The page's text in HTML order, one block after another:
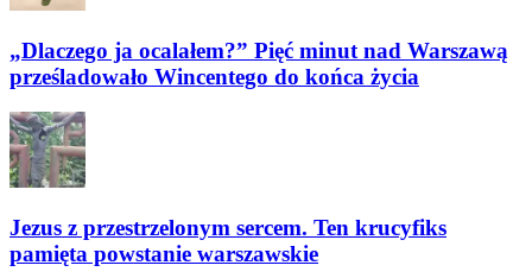
„Dlaczego ja ocalałem?” Pięć minut nad Warszawą
prześladowało Wincentego do końca życia
Jezus z przestrzelonym sercem. Ten krucyfiks
pamięta powstanie warszawskie